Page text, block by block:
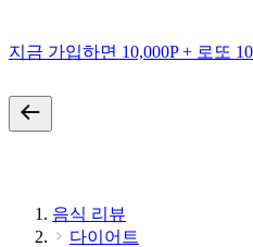
지금 가입하면 10,000P + 로또
음식 리뷰
다이어트